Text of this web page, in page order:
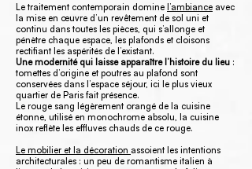
Le traitement contemporain domine l’ambiance avec
la mise en œuvre d’un revêtement de sol uni et
continu dans toutes les pièces, qui s’allonge et
pénètre chaque espace, les plafonds et cloisons
rectifiant les aspérités de l’existant.
Une modernité qui laisse apparaître l’histoire du lieu :
tomettes d’origine et poutres au plafond sont
conservées dans l’espace séjour, ici le plus vieux
quartier de Paris fait présence.
Le rouge sang légèrement orangé de la cuisine
étonne, utilisé en monochrome absolu, la cuisine
inox reflète les effluves chauds de ce rouge.
Le mobilier et la décoration assoient les intentions
architecturales : un peu de romantisme italien à